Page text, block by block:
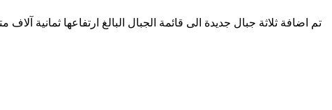
تم اضافة ثلاثة جبال جديدة الى قائمة الجبال البالغ ارتفاعها ثمانية